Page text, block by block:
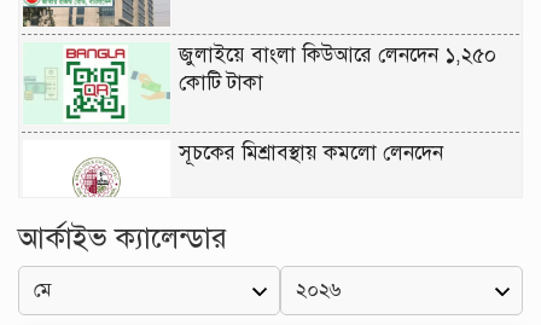
জুলাইয়ে বাংলা কিউআরে লেনদেন ১,২৫০
কোটি টাকা
সূচকের মিশ্রাবস্থায় কমলো লেনদেন
সূচকের উত্থানে দুই ঘণ্টায় লেনদেন ৫২১
আর্কাইভ ক্যালেন্ডার